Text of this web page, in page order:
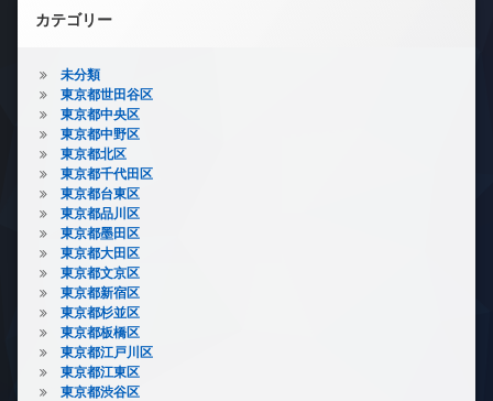
カテゴリー
未分類
東京都世田谷区
東京都中央区
東京都中野区
東京都北区
東京都千代田区
東京都台東区
東京都品川区
東京都墨田区
東京都大田区
東京都文京区
東京都新宿区
東京都杉並区
東京都板橋区
東京都江戸川区
東京都江東区
東京都渋谷区